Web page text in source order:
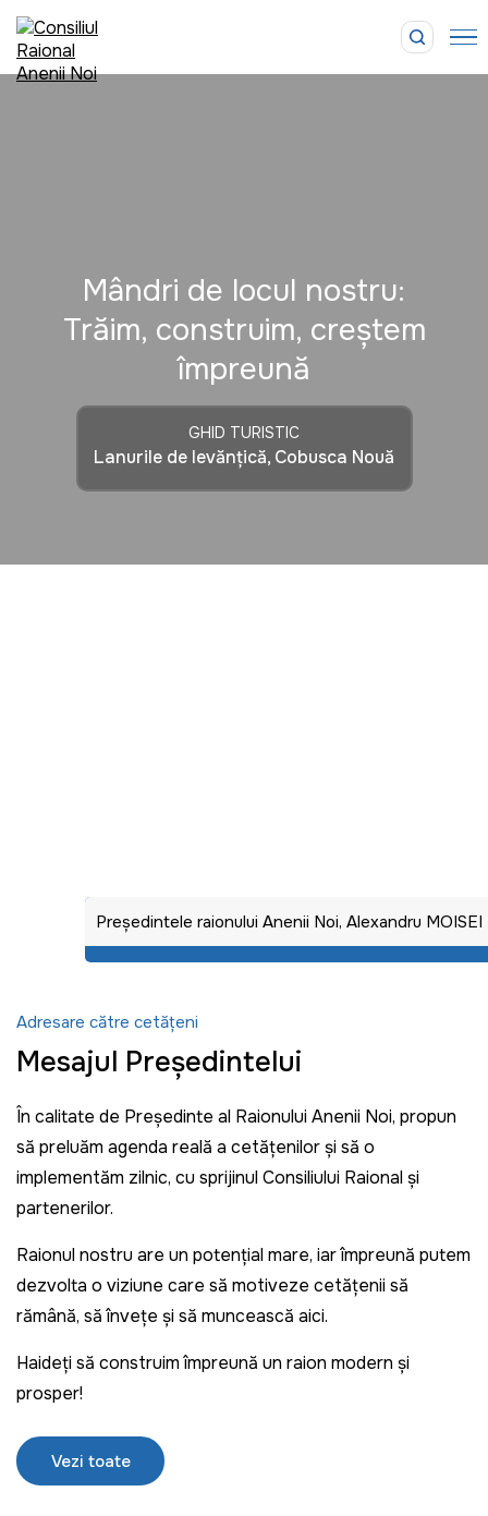
Mândri de locul nostru:
Trăim, construim, creștem
împreună
GHID TURISTIC
Lanurile de levănțică, Cobusca Nouă
Adresare către cetățeni
Mesajul Președintelui
În calitate de Președinte al Raionului Anenii Noi, propun
să preluăm agenda reală a cetățenilor și să o
implementăm zilnic, cu sprijinul Consiliului Raional și
partenerilor.
Raionul nostru are un potențial mare, iar împreună putem
dezvolta o viziune care să motiveze cetățenii să
rămână, să învețe și să muncească aici.
Haideți să construim împreună un raion modern și
prosper!
Vezi toate
Preşedintele raionului Anenii Noi, Alexandru MOISEI